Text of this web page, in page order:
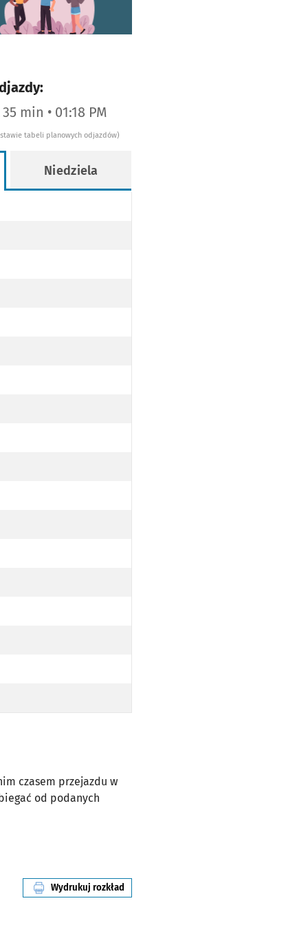
min • 01:18 PM
tabeli planowych odjazdów)
Niedziela
czasem przejazdu w
od podanych
Wydrukuj rozkład
linii nr 131